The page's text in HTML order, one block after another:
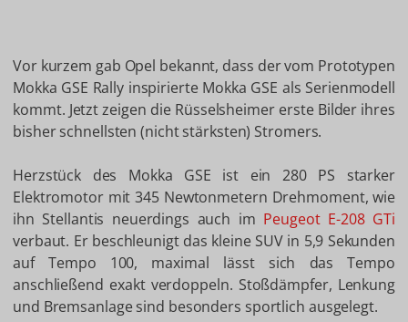
Vor kurzem gab Opel bekannt, dass der vom Prototypen
Mokka GSE Rally inspirierte Mokka GSE als Serienmodell
kommt. Jetzt zeigen die Rüsselsheimer erste Bilder ihres
bisher schnellsten (nicht stärksten) Stromers.
Herzstück des Mokka GSE ist ein 280 PS starker
Elektromotor mit 345 Newtonmetern Drehmoment, wie
ihn Stellantis neuerdings auch im Peugeot E-208 GTi
verbaut. Er beschleunigt das kleine SUV in 5,9 Sekunden
auf Tempo 100, maximal lässt sich das Tempo
anschließend exakt verdoppeln. Stoßdämpfer, Lenkung
und Bremsanlage sind besonders sportlich ausgelegt.